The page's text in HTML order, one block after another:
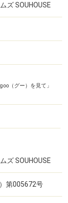
ズ SOUHOUSE
（グー）を見て」
ズ SOUHOUSE
第005672号